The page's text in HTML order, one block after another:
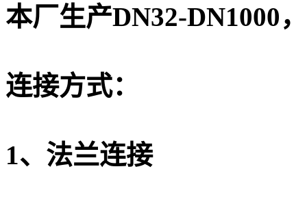
本厂生产DN32-DN1000
连接方式：
1、法兰连接